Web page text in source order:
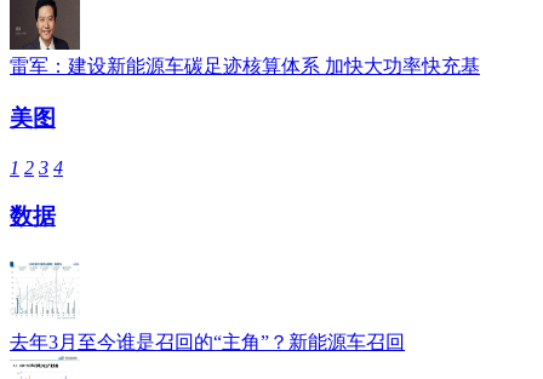
雷军：建设新能源车碳足迹核算体系 加快大功率快充基
美图
1 2 3 4
数据
去年3月至今谁是召回的“主角”？新能源车召回